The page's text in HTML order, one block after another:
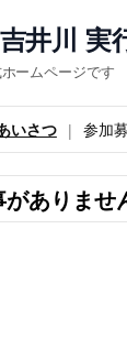
井川 実
ームページです
いさつ 参加
がありませ